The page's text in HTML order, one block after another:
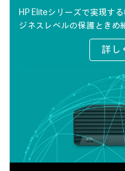
HP Eliteシリーズで実現す
ジネスレベルの保護ときめ
詳し